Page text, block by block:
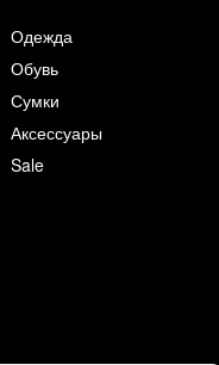
Одежда
Обувь
Сумки
Аксессуары
Sale